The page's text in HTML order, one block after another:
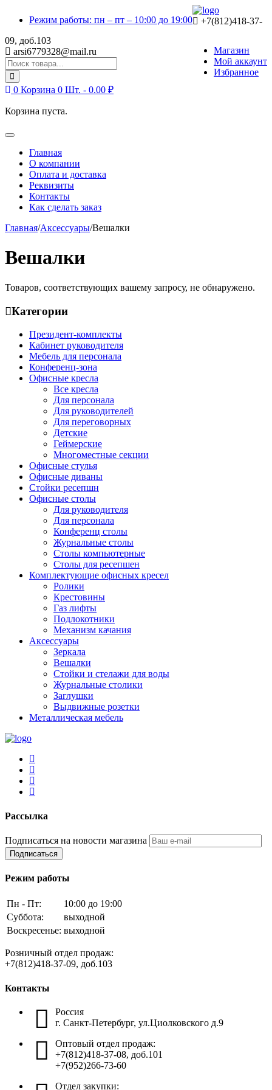
Режим работы: пн – пт – 10:00 до 19:00
Магазин
Мой аккаунт
Избранное
+7(812)418-37-
09, доб.103
arsi6779328@mail.ru
Search
for:
0 Корзина 0 Шт. - 0.00 ₽
Корзина пуста.
Toggle
navigationГлавная
О компании
Оплата и доставка
Реквизиты
Контакты
Как сделать заказ
Главная/Аксессуары/Вешалки
Вешалки
Товаров, соответствующих вашему запросу, не обнаружено.
Категории
Президент-комплекты
Кабинет руководителя
Мебель для персонала
Конференц-зона
Офисные кресла
Все кресла
Для персонала
Для руководителей
Для переговорных
Детские
Геймерские
Многоместные секции
Офисные стулья
Офисные диваны
Стойки ресепшн
Офисные столы
Для руководителя
Для персонала
Конференц столы
Журнальные столы
Столы компьютерные
Столы для ресепшен
Комплектующие офисных кресел
Ролики
Крестовины
Газ лифты
Подлокотники
Механизм качания
Аксессуары
Зеркала
Вешалки
Стойки и стелажи для воды
Журнальные столики
Заглушки
Выдвижные розетки
Металлическая мебель
Рассылка
Подписаться на новости магазина
Подписаться
Режим работы
Пн - Пт:
10:00 до 19:00
Суббота:
выходной
Воскресенье: выходной
Розничный отдел продаж:
+7(812)418-37-09, доб.103
Контакты
Россия
г. Санкт-Петербург, ул.Циолковского д.9
Оптовый отдел продаж:
+7(812)418-37-08, доб.101
+7(952)266-73-60
Отдел закупки: